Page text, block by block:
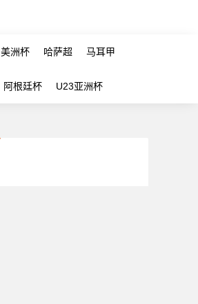
美洲杯 哈萨超 马耳甲
阿根廷杯 U23亚洲杯